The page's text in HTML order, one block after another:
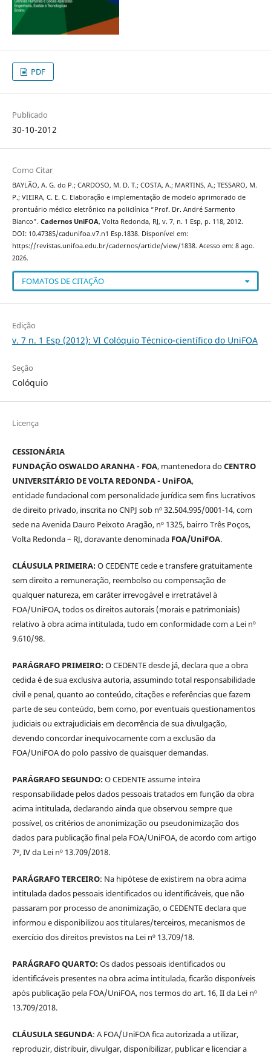
PDF
Publicado
30-10-2012
Como Citar
BAYLÃO, A. G. do P.; CARDOSO, M. D. T.; COSTA, A.; MARTINS, A.; TESSARO, M.
P.; VIEIRA, C. E. C. Elaboração e implementação de modelo aprimorado de
prontuário médico eletrônico na policlínica “Prof. Dr. André Sarmento
Bianco”. Cadernos UniFOA, Volta Redonda, RJ, v. 7, n. 1 Esp, p. 118, 2012.
DOI: 10.47385/cadunifoa.v7.n1 Esp.1838. Disponível em:
https://revistas.unifoa.edu.br/cadernos/article/view/1838. Acesso em: 8 ago.
2026.
FOMATOS DE CITAÇÃO
Edição
v. 7 n. 1 Esp (2012): VI Colóquio Técnico-científico do UniFOA
Seção
Colóquio
Licença
CESSIONÁRIA
FUNDAÇÃO OSWALDO ARANHA - FOA, mantenedora doCENTRO
UNIVERSITÁRIO DE VOLTA REDONDA - UniFOA,
entidade fundacional com personalidade jurídica sem fins lucrativos
de direito privado, inscrita no CNPJ sob nº 32.504.995/0001-14, com
sede na Avenida Dauro Peixoto Aragão, nº 1325, bairro Três Poços,
Volta Redonda – RJ, doravante denominada FOA/UniFOA.
CLÁUSULA PRIMEIRA:O CEDENTE cede e transfere gratuitamente
sem direito a remuneração, reembolso ou compensação de
qualquer natureza, em caráter irrevogável e irretratável à
FOA/UniFOA, todos os direitos autorais (morais e patrimoniais)
relativo à obra acima intitulada, tudo em conformidade com a Lei nº
9.610/98.
PARÁGRAFO PRIMEIRO:O CEDENTE desde já, declara que a obra
cedida é de sua exclusiva autoria, assumindo total responsabilidade
civil e penal, quanto ao conteúdo, citações e referências que fazem
parte de seu conteúdo, bem como, por eventuais questionamentos
judiciais ou extrajudiciais em decorrência de sua divulgação,
devendo concordar inequivocamente com a exclusão da
FOA/UniFOA do polo passivo de quaisquer demandas.
PARÁGRAFO SEGUNDO:O CEDENTE assume inteira
responsabilidade pelos dados pessoais tratados em função da obra
acima intitulada, declarando ainda que observou sempre que
possível, os critérios de anonimização ou pseudonimização dos
dados para publicação final pela FOA/UniFOA, de acordo com artigo
7º, IV da Lei nº 13.709/2018.
PARÁGRAFO TERCEIRO: Na hipótese de existirem na obra acima
intitulada dados pessoais identificados ou identificáveis, que não
passaram por processo de anonimização, o CEDENTE declara que
informou e disponibilizou aos titulares/terceiros, mecanismos de
exercício dos direitos previstos na Lei nº 13.709/18.
PARÁGRAFO QUARTO:Os dados pessoais identificados ou
identificáveis presentes na obra acima intitulada, ficarão disponíveis
após publicação pela FOA/UniFOA, nos termos do art. 16, II da Lei nº
13.709/2018.
CLÁUSULA SEGUNDA: A FOA/UniFOA fica autorizada a utilizar,
reproduzir, distribuir, divulgar, disponibilizar, publicar e licenciar a